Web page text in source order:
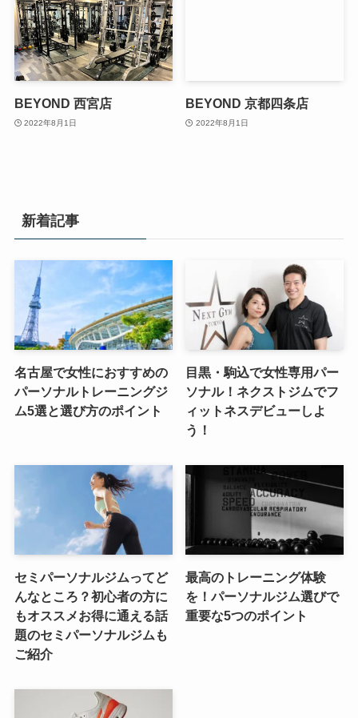
BEYOND 西宮店
2022年8月1日
BEYOND 京都四条店
2022年8月1日
新着記事
名古屋で女性におすすめの
パーソナルトレーニングジ
ム5選と選び方のポイント
目黒・駒込で女性専用パー
ソナル！ネクストジムでフ
ィットネスデビューしよ
う！
セミパーソナルジムってど
んなところ？初心者の方に
もオススメお得に通える話
題のセミパーソナルジムも
ご紹介
最高のトレーニング体験
を！パーソナルジム選びで
重要な5つのポイント